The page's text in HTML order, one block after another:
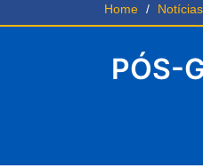
Home Notícias
PÓS-